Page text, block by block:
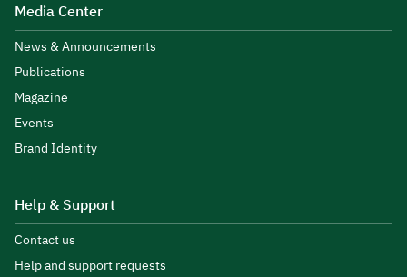
Media Center
News & Announcements
Publications
Magazine
Events
Brand Identity
Help & Support
Contact us
Help and support requests